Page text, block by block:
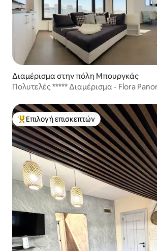
Διαμέρισμα στην πόλη Μπουργκάς
Πολυτελές ***** Διαμέρισμα - Flora
Κορυφαία επιλογή επισκεπτών
Επιλογή επισκεπτών